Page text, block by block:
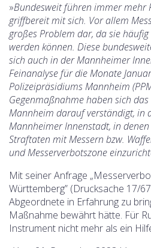
»Bundesweit führen immer mehr
griffbereit mit sich. Vor allem
großes Problem dar, da sie
werden können. Diese
sich auch in der Mannheimer
Feinanalyse für die Monate
Polizeipräsidiums Mannheim
Gegenmaßnahme haben sich
Mannheim darauf verständigt, in
Mannheimer Innenstadt, in
Straftaten mit Messern bzw.
und Messerverbotszone
Mit seiner Anfrage
Württemberg” (Drucksache 17/
Abgeordnete in Erfahrung zu
Maßnahme bewährt hätte. Für
Instrument nicht mehr als ein